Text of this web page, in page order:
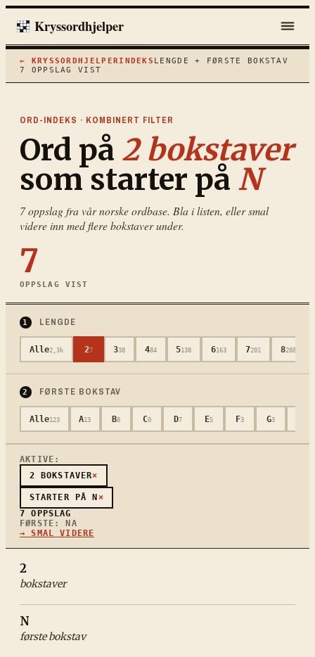
Kryssordhjelper
← KRYSSORDHJELPERINDEKS LENGDE + FØRSTE BOKSTAV
7
OPPSLAG VIST
ORD-INDEKS · KOMBINERT FILTER
Ord på 2bokstaver
som starter på N
7oppslag fra vår norske ordbase. Bla i listen, eller smal
videre inn med flere bokstaver under.
7
OPPSLAG VIST
1 LENGDE
Alle2,3k 27 338 484 5138 6163 7201 8288
2 FØRSTE BOKSTAV
Alle123 A13 B8 C0 D7 E5 F3 G3
AKTIVE:
2 BOKSTAVER×
STARTER PÅ N ×
7 OPPSLAG
FØRSTE:
NA
→ SMAL VIDERE
2
bokstaver
N
første bokstav